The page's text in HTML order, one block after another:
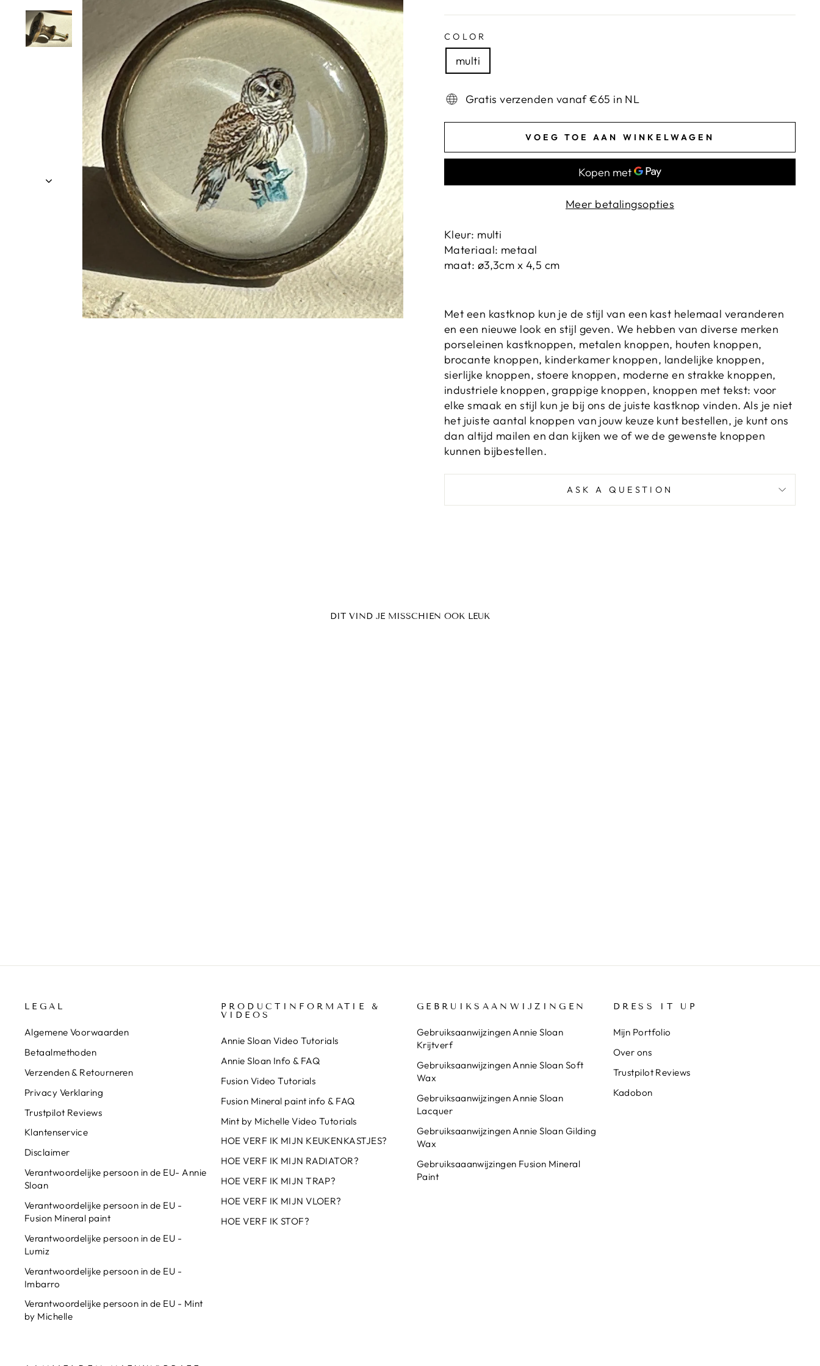
COLOR
multi
Gratis verzenden vanaf €65 in NL
VOEG TOE AAN WINKELWAGEN
Meer betalingsopties
Kleur: multi
Materiaal: metaal
maat: ø3,3cm x 4,5 cm
Met een kastknop kun je de stijl van een kast helemaal veranderen
en een nieuwe look en stijl geven. We hebben van diverse merken
porseleinen kastknoppen, metalen knoppen, houten knoppen,
brocante knoppen, kinderkamer knoppen, landelijke knoppen,
sierlijke knoppen, stoere knoppen, moderne en strakke knoppen,
industriele knoppen, grappige knoppen, knoppen met tekst: voor
elke smaak en stijl kun je bij ons de juiste kastknop vinden. Als je niet
het juiste aantal knoppen van jouw keuze kunt bestellen, je kunt ons
dan altijd mailen en dan kijken we of we de gewenste knoppen
kunnen bijbestellen.
ASK A QUESTION
DIT VIND JE MISSCHIEN OOK LEUK
LEGAL
Algemene Voorwaarden
Betaalmethoden
Verzenden & Retourneren
Privacy Verklaring
Trustpilot Reviews
Klantenservice
Disclaimer
Verantwoordelijke persoon in de EU- Annie
Sloan
Verantwoordelijke persoon in de EU -
Fusion Mineral paint
Verantwoordelijke persoon in de EU -
Lumiz
Verantwoordelijke persoon in de EU -
Imbarro
Verantwoordelijke persoon in de EU - Mint
by Michelle
PRODUCTINFORMATIE &
VIDEOS
Annie Sloan Video Tutorials
Annie Sloan Info & FAQ
Fusion Video Tutorials
Fusion Mineral paint info & FAQ
Mint by Michelle Video Tutorials
HOE VERF IK MIJN KEUKENKASTJES?
HOE VERF IK MIJN RADIATOR?
HOE VERF IK MIJN TRAP?
HOE VERF IK MIJN VLOER?
HOE VERF IK STOF?
GEBRUIKSAANWIJZINGEN
Gebruiksaanwijzingen Annie Sloan
Krijtverf
Gebruiksaanwijzingen Annie Sloan Soft
Wax
Gebruiksaanwijzingen Annie Sloan
Lacquer
Gebruiksaanwijzingen Annie Sloan Gilding
Wax
Gebruiksaaanwijzingen Fusion Mineral
Paint
DRESS IT UP
Mijn Portfolio
Over ons
Trustpilot Reviews
Kadobon